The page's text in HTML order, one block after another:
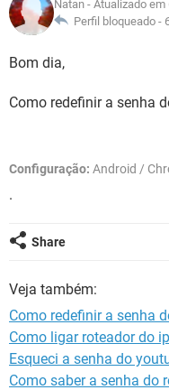
Natan - Atualizado em
Perfil bloqueado -
Bom dia,
Como redefinir a senha
Configuração: Android /
.
Share
Veja também:
Como redefinir a senha
Como ligar roteador do
Esqueci a senha do
Como saber a senha do